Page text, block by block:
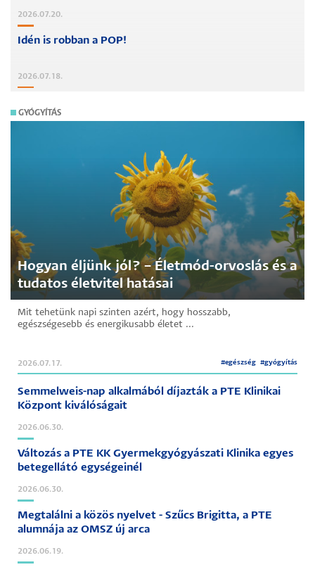
2026.07.20.
Idén is robban a POP!
2026.07.18.
GYÓGYÍTÁS
Hogyan éljünk jól? – Életmód-orvoslás és a
tudatos életvitel hatásai
Mit tehetünk napi szinten azért, hogy hosszabb,
egészségesebb és energikusabb életet ...
2026.07.17. #egészség #gyógyítás
Semmelweis-nap alkalmából díjazták a PTE Klinikai
Központ kiválóságait
2026.06.30.
Változás a PTE KK Gyermekgyógyászati Klinika egyes
betegellátó egységeinél
2026.06.30.
Megtalálni a közös nyelvet - Szűcs Brigitta, a PTE
alumnája az OMSZ új arca
2026.06.19.